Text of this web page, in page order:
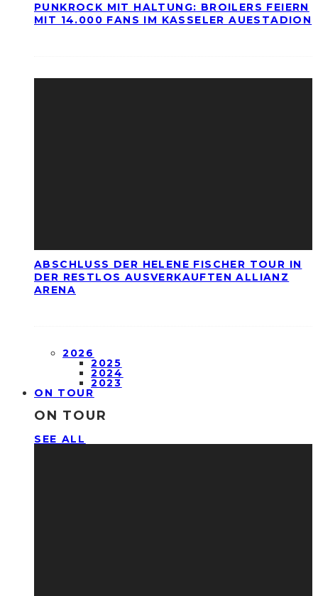
PUNKROCK MIT HALTUNG: BROILERS FEIERN
MIT 14.000 FANS IM KASSELER AUESTADION
ABSCHLUSS DER HELENE FISCHER TOUR IN
DER RESTLOS AUSVERKAUFTEN ALLIANZ
ARENA
2026
2025
2024
2023
ON TOUR
ON TOUR
SEE ALL